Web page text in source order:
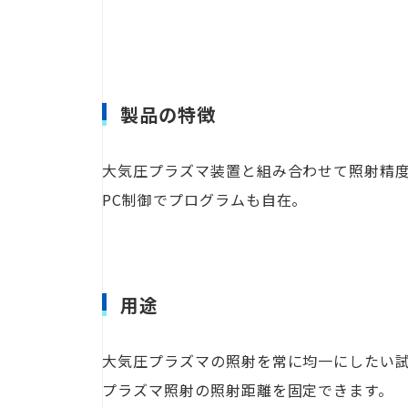
製品の特徴
大気圧プラズマ装置と組み合わせて照射精
PC制御でプログラムも自在。
用途
大気圧プラズマの照射を常に均一にしたい
プラズマ照射の照射距離を固定できます。